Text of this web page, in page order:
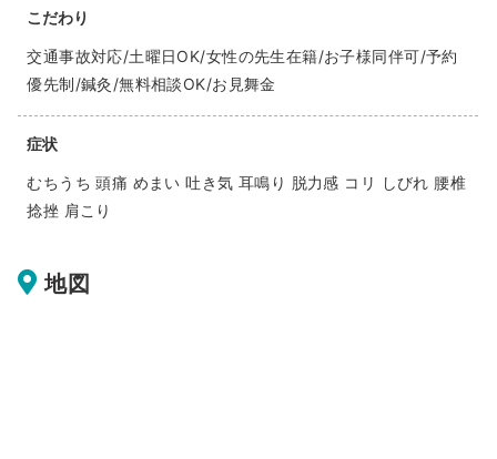
こだわり
交通事故対応/土曜日OK/女性の先生在籍/お子様同伴可/予約
優先制/鍼灸/無料相談OK/お見舞金
症状
むちうち 頭痛 めまい 吐き気 耳鳴り 脱力感 コリ しびれ 腰椎
捻挫 肩こり
地図